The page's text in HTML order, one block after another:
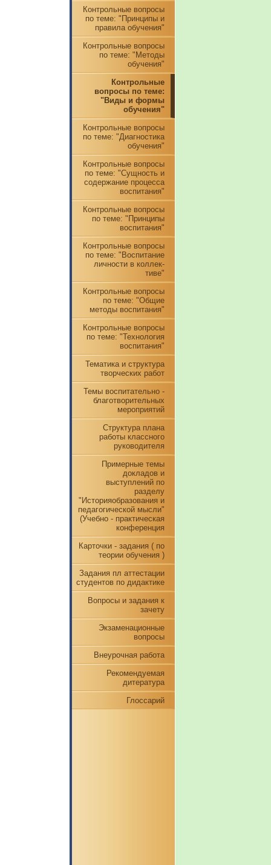
Контрольные вопросы
по теме: "Принципы и
правила обучения"
Контрольные вопросы
по теме: "Методы
обучения"
Контрольные
вопросы по теме:
"Виды и формы
обучения"
Контрольные вопросы
по теме: "Диагностика
обучения"
Контрольные вопросы
по теме: "Сущность и
содержание процесса
воспитания"
Контрольные вопросы
по теме: "Принципы
воспитания"
Контрольные вопросы
по теме: "Воспитание
личности в коллек-
тиве"
Контрольные вопросы
по теме: "Общие
методы воспитания"
Контрольные вопросы
по теме: "Технология
воспитания"
Тематика и структура
творческих работ
Темы воспитательно -
благотворительных
мероприятий
Структура плана
работы классного
руководителя
Примерные темы
докладов и
выступлений по
разделу
"Историяобразования и
педагогической мысли"
(Учебно - практическая
конференция
Карточки - задания ( по
теории обучения )
Задания пл аттестации
студентов по дидактике
Вопросы и задания к
зачету
Экзаменационные
вопросы
Внеурочная работа
Рекомендуемая
дитература
Глоссарий